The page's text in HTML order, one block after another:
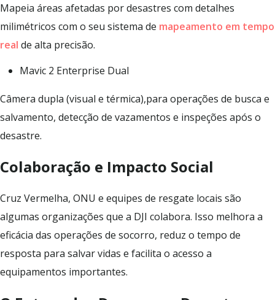
Mapeia áreas afetadas por desastres com detalhes
milimétricos com o seu sistema de mapeamento em tempo
real de alta precisão.
Mavic 2 Enterprise Dual
Câmera dupla (visual e térmica),para operações de busca e
salvamento, detecção de vazamentos e inspeções após o
desastre.
Colaboração e Impacto Social
Cruz Vermelha, ONU e equipes de resgate locais são
algumas organizações que a DJI colabora. Isso melhora a
eficácia das operações de socorro, reduz o tempo de
resposta para salvar vidas e facilita o acesso a
equipamentos importantes.